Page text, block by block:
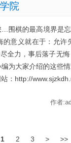
院
围棋的最高境界是
意义就在于：允
全力，事后落子无
为大家介绍的这些
：http://
作者
1 2 3 > >>